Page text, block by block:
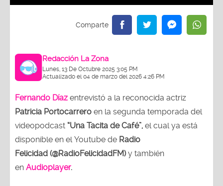
Redacción La Zona
Lunes, 13 De Octubre 2025 3:05 PM
Actualizado el 04 de marzo del 2026 4:26 PM
Fernando Díaz entrevistó a la reconocida actriz
Patricia Portocarrero en la segunda temporada del
videopodcast “Una Tacita de Café”, el cual ya está
disponible en el Youtube de Radio
Felicidad (@RadioFelicidadFM)y también
en Audioplayer.